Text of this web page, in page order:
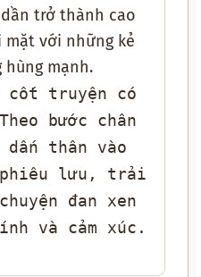
trở thành cao
với những kẻ
hùng mạnh.
cốt truyện có
bước chân
dấn thân vào
lưu, trải
đan xen
và cảm xúc.